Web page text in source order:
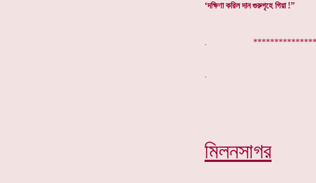
.
মিলনসাগর
‘দক্ষিণা করিল দান গুরুগৃহে গিয়া !”